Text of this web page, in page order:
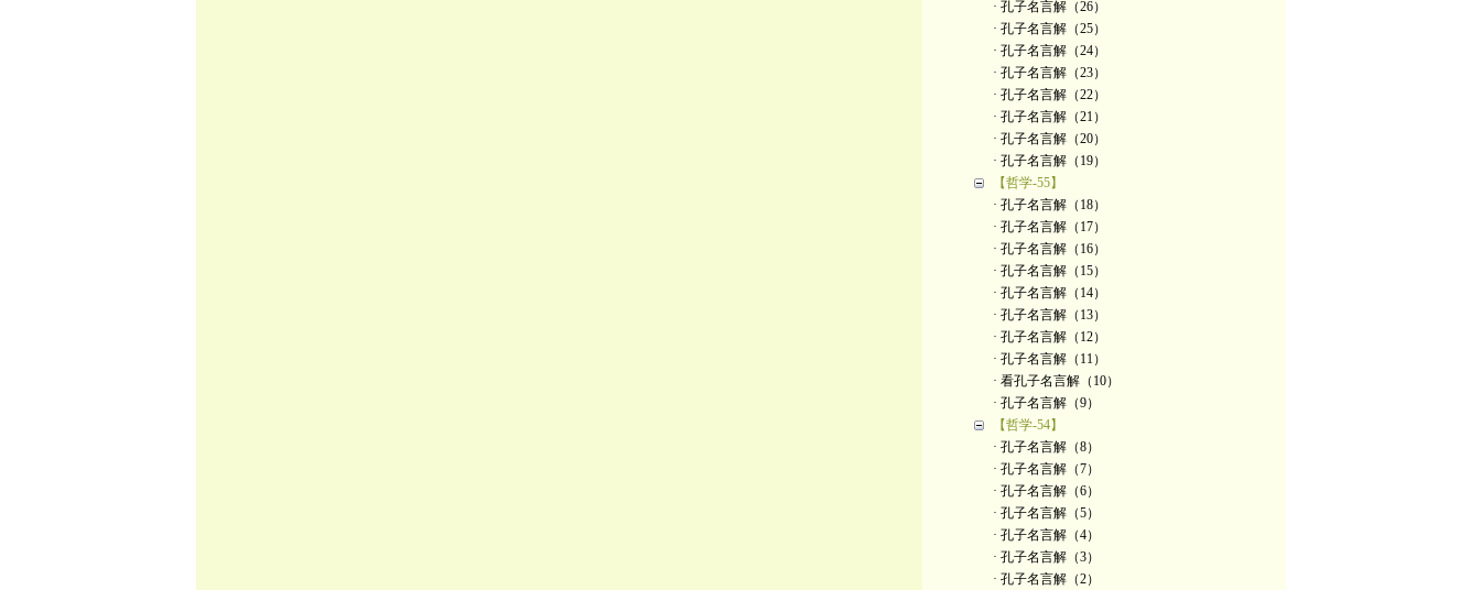
· 孔子名言解（26）
· 孔子名言解（25）
· 孔子名言解（24）
· 孔子名言解（23）
· 孔子名言解（22）
· 孔子名言解（21）
· 孔子名言解（20）
· 孔子名言解（19）
【哲学-55】
· 孔子名言解（18）
· 孔子名言解（17）
· 孔子名言解（16）
· 孔子名言解（15）
· 孔子名言解（14）
· 孔子名言解（13）
· 孔子名言解（12）
· 孔子名言解（11）
· 看孔子名言解（10）
· 孔子名言解（9）
【哲学-54】
· 孔子名言解（8）
· 孔子名言解（7）
· 孔子名言解（6）
· 孔子名言解（5）
· 孔子名言解（4）
· 孔子名言解（3）
· 孔子名言解（2）